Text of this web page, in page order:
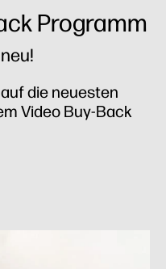
Programm
die neuesten
Video Buy-Back